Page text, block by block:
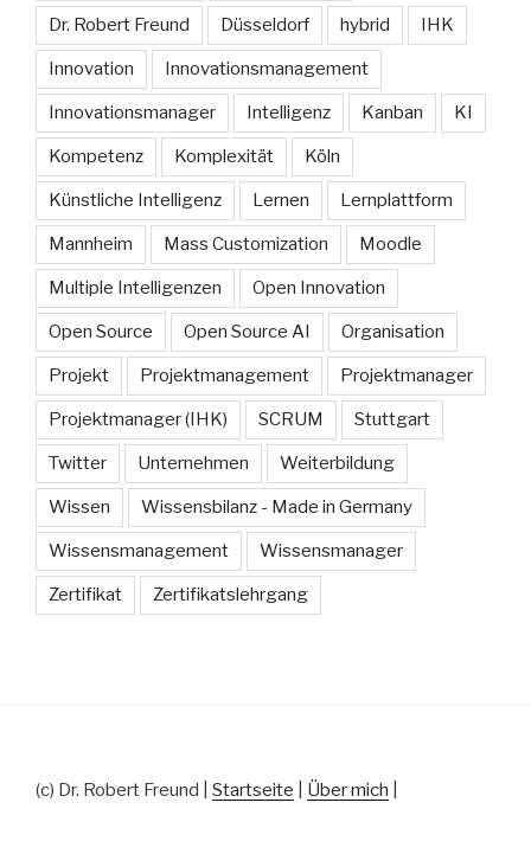
Dr. Robert Freund Düsseldorf hybrid IHK
Innovation Innovationsmanagement
Innovationsmanager Intelligenz Kanban KI
Kompetenz Komplexität Köln
Künstliche Intelligenz Lernen Lernplattform
Mannheim Mass Customization Moodle
Multiple Intelligenzen Open Innovation
Open Source Open Source AI Organisation
Projekt Projektmanagement Projektmanager
Projektmanager (IHK) SCRUM Stuttgart
Twitter Unternehmen Weiterbildung
Wissen Wissensbilanz - Made in Germany
Wissensmanagement Wissensmanager
Zertifikat Zertifikatslehrgang
(c) Dr. Robert Freund | Startseite Über mich